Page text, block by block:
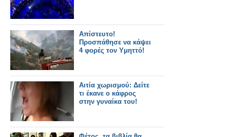
Απίστευτο!
Προσπάθησε να κάψει
4 φορές τον Υμηττό!
Αιτία χωρισμού: Δείτε
τι έκανε ο κάφρος
στην γυναίκα του!